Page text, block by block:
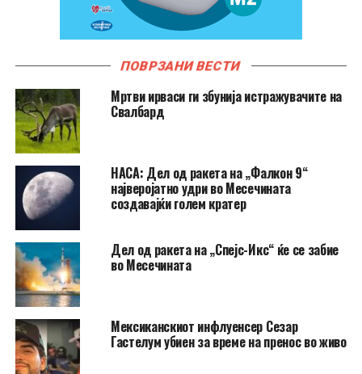
ПОВРЗАНИ ВЕСТИ
Мртви ирваси ги збунија истражувачите на
Свалбард
НАСА: Дел од ракета на „Фалкон 9“
најверојатно удри во Месечината
создавајќи голем кратер
Дел од ракета на „Спејс-Икс“ ќе се забие
во Месечината
Мексиканскиот инфлуенсер Сезар
Гастелум убиен за време на пренос во живо